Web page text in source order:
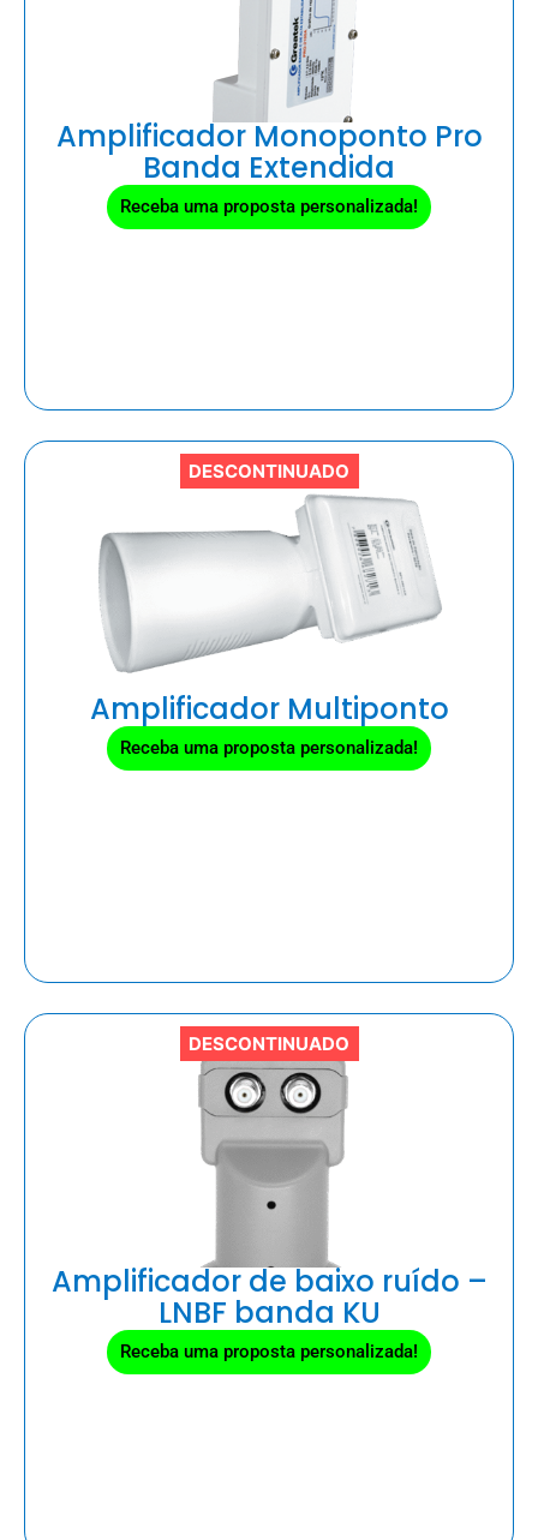
Amplificador Monoponto Pro
Banda Extendida
Receba uma proposta personalizada!
DESCONTINUADO
Amplificador Multiponto
Receba uma proposta personalizada!
DESCONTINUADO
Amplificador de baixo ruído –
LNBF banda KU
Receba uma proposta personalizada!